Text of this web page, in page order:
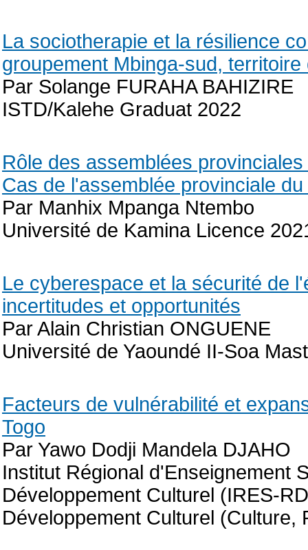
La sociotherapie et la résilience
groupement Mbinga-sud, territoire
Par Solange FURAHA BAHIZIRE
ISTD/Kalehe Graduat 2022
Rôle des assemblées
Cas de l'assemblée provinciale
Par Manhix Mpanga Ntembo
Université de Kamina Licence
Le cyberespace et la sécurité de
incertitudes et opportunités
Par Alain Christian ONGUENE
Université de Yaoundé II-Soa
Facteurs de vulnérabilité et
Togo
Par Yawo Dodji Mandela DJAHO
Institut Régional d'Enseignement
Développement Culturel (IRES-
Développement Culturel (Culture,